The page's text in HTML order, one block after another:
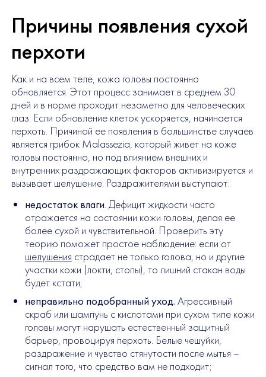
Причины появления сухой
перхоти
Как и на всем теле, кожа головы постоянно
обновляется. Этот процесс занимает в среднем 30
дней и в норме проходит незаметно для человеческих
глаз. Если обновление клеток ускоряется, начинается
перхоть. Причиной ее появления в большинстве случаев
является грибок Malassezia, который живет на коже
головы постоянно, но под влиянием внешних и
внутренних раздражающих факторов активизируется и
вызывает шелушение. Раздражителями выступают:
недостаток влаги. Дефицит жидкости часто
отражается на состоянии кожи головы, делая ее
более сухой и чувствительной. Проверить эту
теорию поможет простое наблюдение: если от
шелушения страдает не только голова, но и другие
участки кожи (локти, стопы), то лишний стакан воды
будет кстати;
неправильно подобранный уход. Агрессивный
скраб или шампунь с кислотами при сухом типе кожи
головы могут нарушать естественный защитный
барьер, провоцируя перхоть. Белые чешуйки,
раздражение и чувство стянутости после мытья –
сигнал того, что средство вам не подходит;